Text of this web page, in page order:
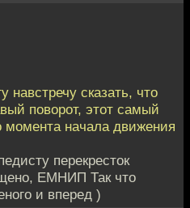
навстречу сказать, что
поворот, этот самый
момента начала движения
перекресток
ЕМНИП Так что
и вперед )